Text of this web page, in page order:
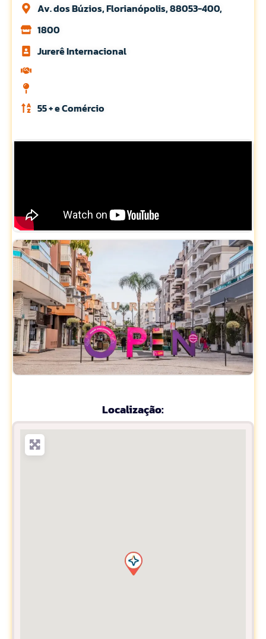
Av. dos Búzios, Florianópolis, 88053-400,
1800
Jurerê Internacional
55 + e Comércio
Localização: